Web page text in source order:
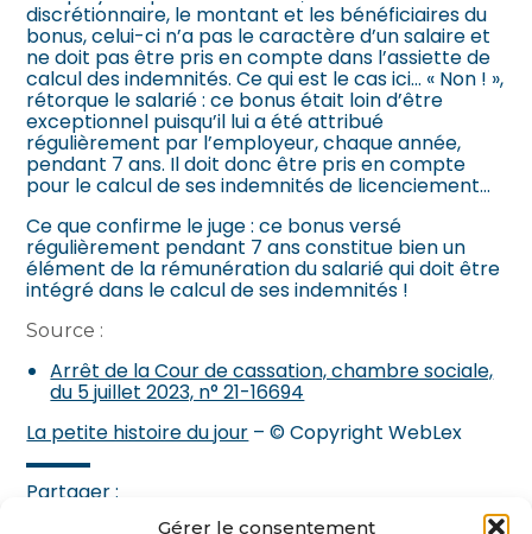
Gérer le consentement
discrétionnaire, le montant et les bénéficiaires du
bonus, celui-ci n’a pas le caractère d’un salaire et
ne doit pas être pris en compte dans l’assiette de
calcul des indemnités. Ce qui est le cas ici… « Non ! »,
rétorque le salarié : ce bonus était loin d’être
exceptionnel puisqu’il lui a été attribué
régulièrement par l’employeur, chaque année,
pendant 7 ans. Il doit donc être pris en compte
pour le calcul de ses indemnités de licenciement…
Ce que confirme le juge : ce bonus versé
régulièrement pendant 7 ans constitue bien un
élément de la rémunération du salarié qui doit être
intégré dans le calcul de ses indemnités !
Source :
Arrêt de la Cour de cassation, chambre sociale,
du 5 juillet 2023, n° 21-16694
La petite histoire du jour – © Copyright WebLex
Partager :